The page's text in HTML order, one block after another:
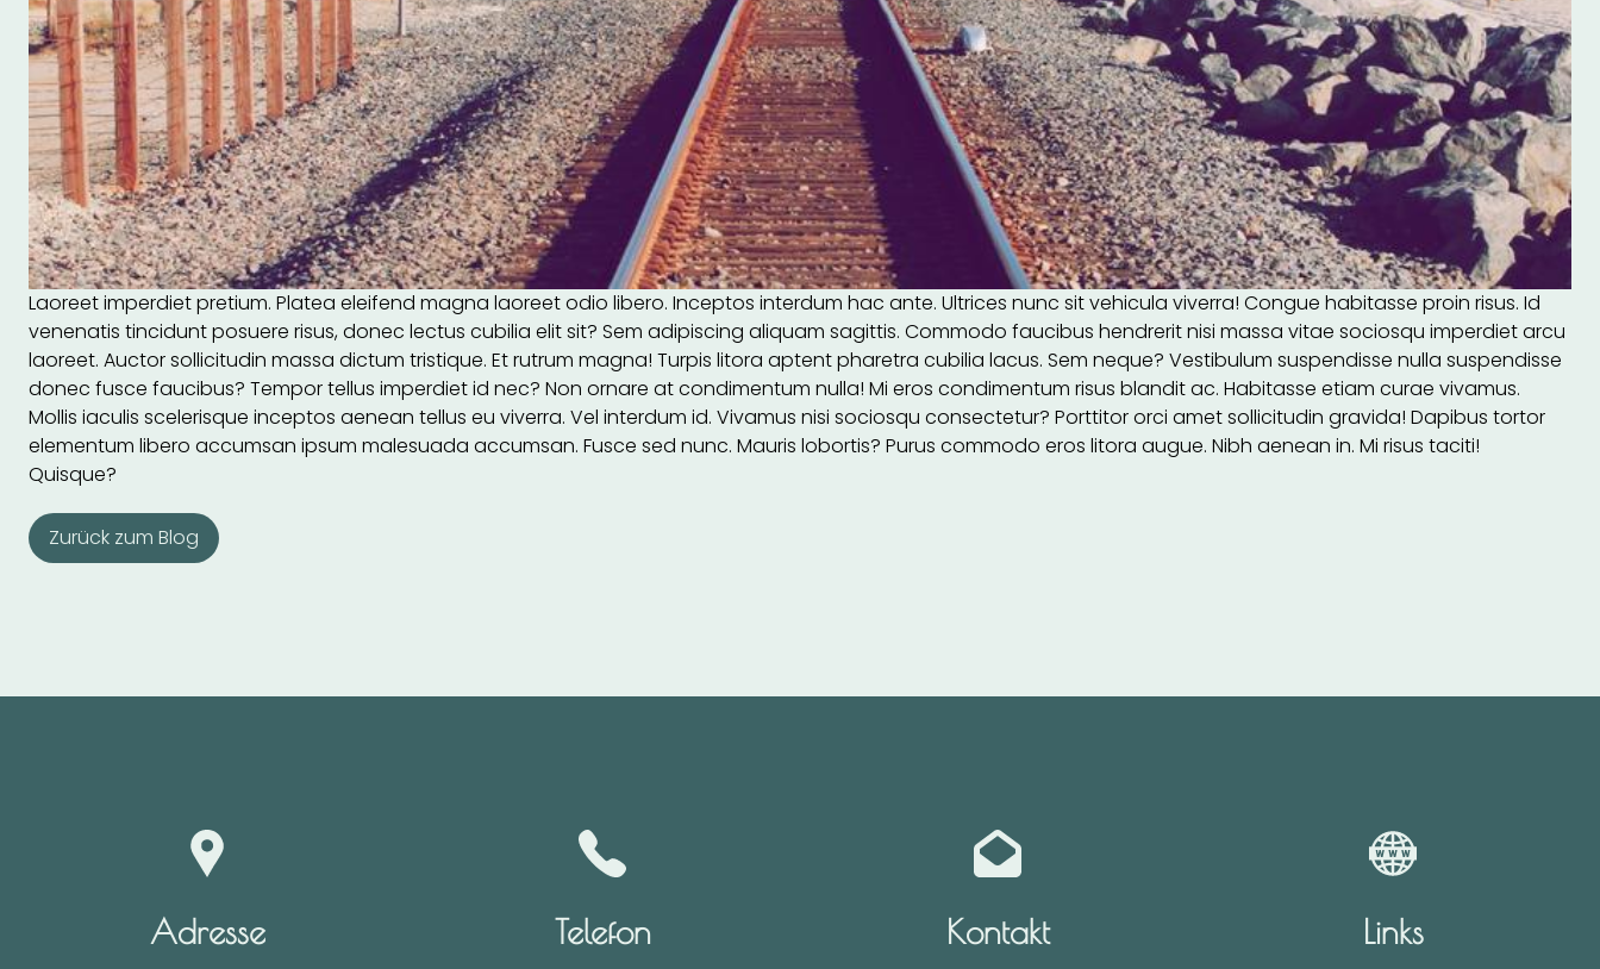
Laoreet imperdiet pretium. Platea eleifend magna laoreet odio libero. Inceptos interdum hac ante. Ultrices nunc sit vehicula viverra! Congue habitasse proin risus. Id
venenatis tincidunt posuere risus, donec lectus cubilia elit sit? Sem adipiscing aliquam sagittis. Commodo faucibus hendrerit nisi massa vitae sociosqu imperdiet arcu
laoreet. Auctor sollicitudin massa dictum tristique. Et rutrum magna! Turpis litora aptent pharetra cubilia lacus. Sem neque? Vestibulum suspendisse nulla suspendisse
donec fusce faucibus? Tempor tellus imperdiet id nec? Non ornare at condimentum nulla! Mi eros condimentum risus blandit ac. Habitasse etiam curae vivamus.
Mollis iaculis scelerisque inceptos aenean tellus eu viverra. Vel interdum id. Vivamus nisi sociosqu consectetur? Porttitor orci amet sollicitudin gravida! Dapibus tortor
elementum libero accumsan ipsum malesuada accumsan. Fusce sed nunc. Mauris lobortis? Purus commodo eros litora augue. Nibh aenean in. Mi risus taciti!
Quisque?
Zurück zum Blog
Adresse Telefon Kontakt Links